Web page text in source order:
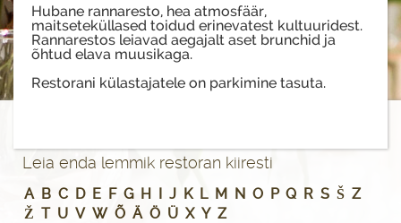
Hubane rannaresto, hea atmosfäär,
maitseteküllased toidud erinevatest kultuuridest.
Rannarestos leiavad aegajalt aset brunchid ja
õhtud elava muusikaga.
Restorani külastajatele on parkimine tasuta.
Leia enda lemmik restoran kiiresti
A B C D E F G H J K L M N O P Q R S Š Z
Ž T U V W Õ Ä Ö Ü X Y Z